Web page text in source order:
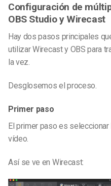
Configuración de
OBS Studio y Wirecast
Hay dos pasos principales
utilizar Wirecast y OBS para
la vez.
Desglosemos el proceso.
Primer paso
El primer paso es
vídeo.
Así se ve en Wirecast: